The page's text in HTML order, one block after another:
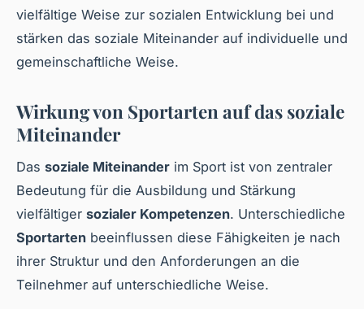
vielfältige Weise zur sozialen Entwicklung bei und
stärken das soziale Miteinander auf individuelle und
gemeinschaftliche Weise.
Wirkung von Sportarten auf das soziale
Miteinander
Das soziale Miteinander im Sport ist von zentraler
Bedeutung für die Ausbildung und Stärkung
vielfältiger sozialer Kompetenzen. Unterschiedliche
Sportarten beeinflussen diese Fähigkeiten je nach
ihrer Struktur und den Anforderungen an die
Teilnehmer auf unterschiedliche Weise.